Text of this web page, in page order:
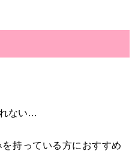
ない…
持っている方におすすめ